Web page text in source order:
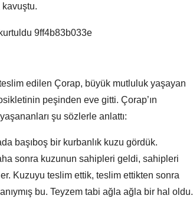
edilen Çorap, büyük mutluluk yaşayan
peşinden eve gitti. Çorap’ın
şu sözlerle anlattı:
başıboş bir kurbanlık kuzu gördük.
sonra kuzunun sahipleri geldi, sahipleri
Kuzuyu teslim ettik, teslim ettikten sonra
bu. Teyzem tabi ağla ağla bir hal oldu.